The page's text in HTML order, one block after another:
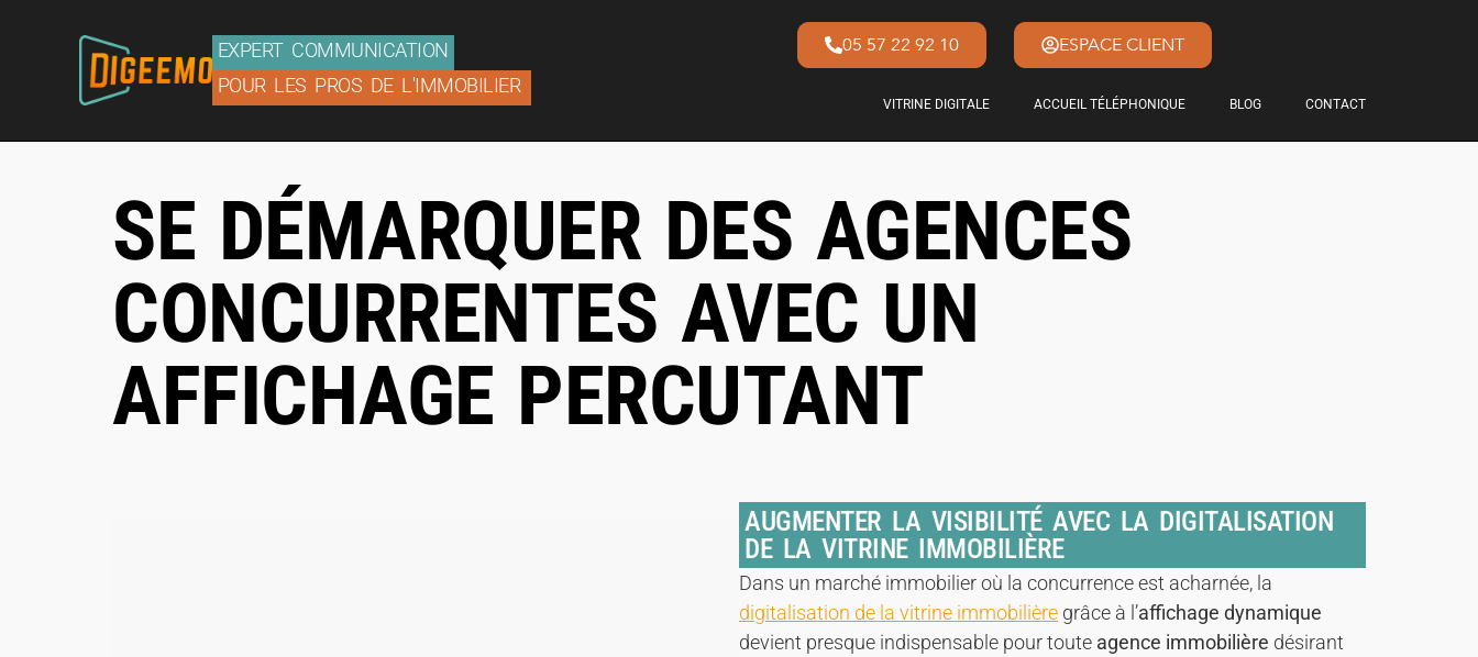
EXPERT COMMUNICATION
POUR LES PROS DE L'IMMOBILIER
05 57 22 92 10 ESPACE CLIENT
VITRINE DIGITALE ACCUEIL TÉLÉPHONIQUE BLOG CONTACT
SE DÉMARQUER DES AGENCES
CONCURRENTES AVEC UN
AFFICHAGE PERCUTANT
AUGMENTER LA VISIBILITÉ AVEC LA DIGITALISATION
DE LA VITRINE IMMOBILIÈRE
Dans un marché immobilier où la concurrence est acharnée, la
digitalisation de la vitrine immobilière grâce à l’affichage dynamique
devient presque indispensable pour toute agence immobilière désirant